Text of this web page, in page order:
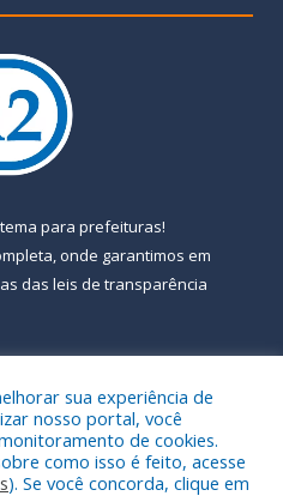
para prefeituras!
onde garantimos em
das leis de transparência
Municipal de Almeirim.
sua experiência de
nosso portal, você
de cookies.
como isso é feito, acesse
). Se você concorda, clique em